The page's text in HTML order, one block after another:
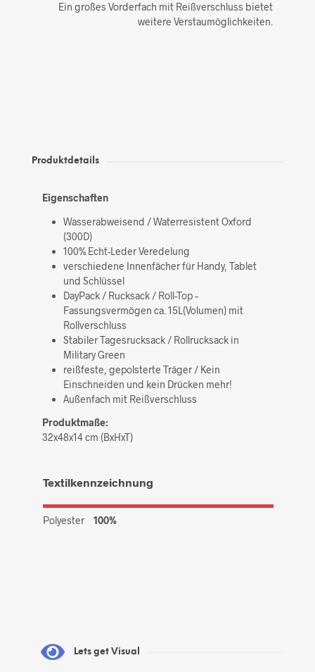
Ein großes Vorderfach mit Reißverschluss bietet
weitere Verstaumöglichkeiten.
Produktdetails
Eigenschaften
Wasserabweisend / Waterresistent Oxford
(300D)
100% Echt-Leder Veredelung
verschiedene Innenfächer für Handy, Tablet
und Schlüssel
DayPack / Rucksack / Roll-Top –
Fassungsvermögen ca. 15L(Volumen) mit
Rollverschluss
Stabiler Tagesrucksack / Rollrucksack in
Military Green
reißfeste, gepolsterte Träger / Kein
Einschneiden und kein Drücken mehr!
Außenfach mit Reißverschluss
Produktmaße:
32x48x14 cm (BxHxT)
Textilkennzeichnung
Polyester 100%
Lets get Visual